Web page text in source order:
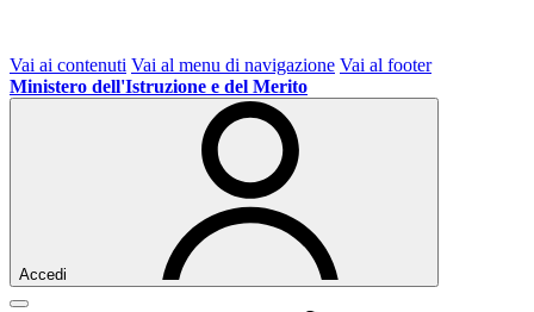
Vai ai contenuti Vai al menu di navigazione Vai al footer
Ministero dell'Istruzione e del Merito
Accedi